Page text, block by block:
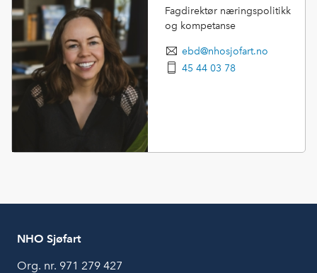
Fagdirektør næringspolitikk
og kompetanse
ebd@nhosjofart.no
45 44 03 78
NHO Sjøfart
Org. nr. 971 279 427